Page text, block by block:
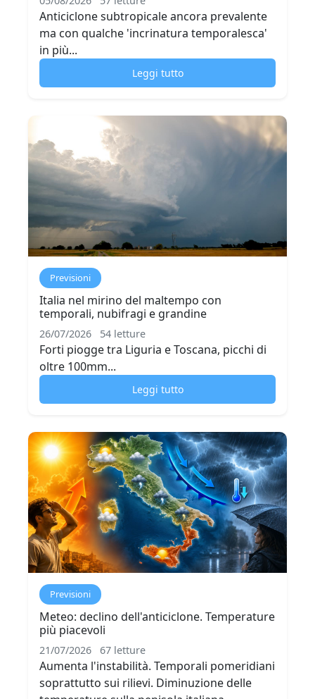
Anticiclone subtropicale ancora prevalente
ma con qualche 'incrinatura temporalesca'
in più...
Leggi tutto
Previsioni
Italia nel mirino del maltempo con
temporali, nubifragi e grandine
26/07/2026 54 letture
Forti piogge tra Liguria e Toscana, picchi di
oltre 100mm...
Leggi tutto
Previsioni
Meteo: declino dell'anticiclone. Temperature
più piacevoli
21/07/2026 67 letture
Aumenta l'instabilità. Temporali pomeridiani
soprattutto sui rilievi. Diminuzione delle